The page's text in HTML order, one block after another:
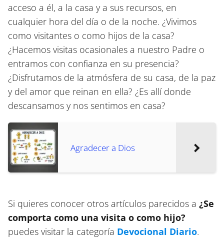
acceso a él, a la casa y a sus recursos, en
cualquier hora del día o de la noche. ¿Vivimos
como visitantes o como hijos de la casa?
¿Hacemos visitas ocasionales a nuestro Padre o
entramos con confianza en su presencia?
¿Disfrutamos de la atmósfera de su casa, de la paz
y del amor que reinan en ella? ¿Es allí donde
descansamos y nos sentimos en casa?
Agradecer a Dios
Si quieres conocer otros artículos parecidos a ¿Se
comporta como una visita o como hijo?
puedes visitar la categoría Devocional Diario.